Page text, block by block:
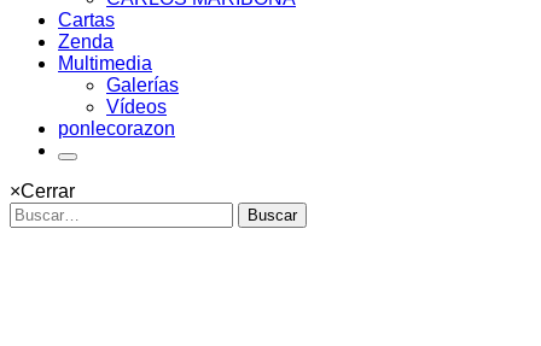
Cartas
Zenda
Multimedia
Galerías
Vídeos
ponlecorazon
×Cerrar
Buscar